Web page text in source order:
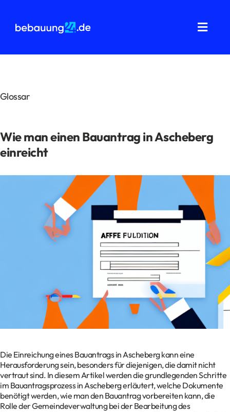
springen
Bauantrag
Glossar
Wie man einen Bauantrag in Ascheberg
einreicht
Die Einreichung eines Bauantrags in Ascheberg kann eine
Herausforderung sein, besonders für diejenigen, die damit nicht
vertraut sind. In diesem Artikel werden die grundlegenden Schritte
im Bauantragsprozess in Ascheberg erläutert, welche Dokumente
benötigt werden, wie man den Bauantrag vorbereiten kann, die
Rolle der Gemeindeverwaltung bei der Bearbeitung des